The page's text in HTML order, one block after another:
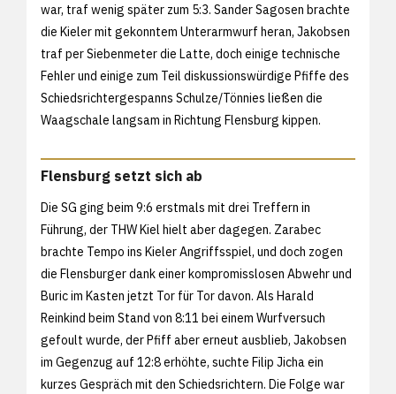
war, traf wenig später zum 5:3. Sander Sagosen brachte
die Kieler mit gekonntem Unterarmwurf heran, Jakobsen
traf per Siebenmeter die Latte, doch einige technische
Fehler und einige zum Teil diskussionswürdige Pfiffe des
Schiedsrichtergespanns Schulze/Tönnies ließen die
Waagschale langsam in Richtung Flensburg kippen.
Flensburg setzt sich ab
Die SG ging beim 9:6 erstmals mit drei Treffern in
Führung, der THW Kiel hielt aber dagegen. Zarabec
brachte Tempo ins Kieler Angriffsspiel, und doch zogen
die Flensburger dank einer kompromisslosen Abwehr und
Buric im Kasten jetzt Tor für Tor davon. Als Harald
Reinkind beim Stand von 8:11 bei einem Wurfversuch
gefoult wurde, der Pfiff aber erneut ausblieb, Jakobsen
im Gegenzug auf 12:8 erhöhte, suchte Filip Jicha ein
kurzes Gespräch mit den Schiedsrichtern. Die Folge war